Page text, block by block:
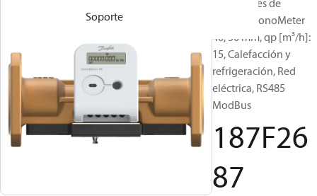
Soporte
Contadores de
energía, SonoMeter
40, 50 mm, qp [m³/h]:
15, Calefacción y
refrigeración, Red
eléctrica, RS485
ModBus
187F26
87